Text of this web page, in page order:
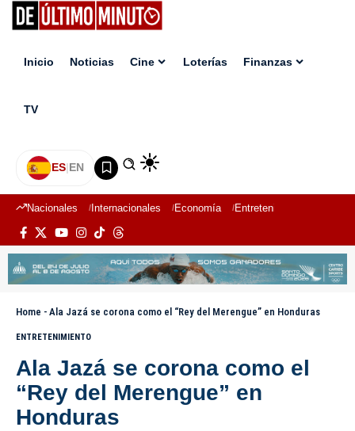
Inicio Noticias Cine Loterías Finanzas
TV
ES|EN
Nacionales Internacionales Economía Entretenimiento
Home - Ala Jazá se corona como el “Rey del Merengue” en Honduras
ENTRETENIMIENTO
Ala Jazá se corona como el
“Rey del Merengue” en
Honduras